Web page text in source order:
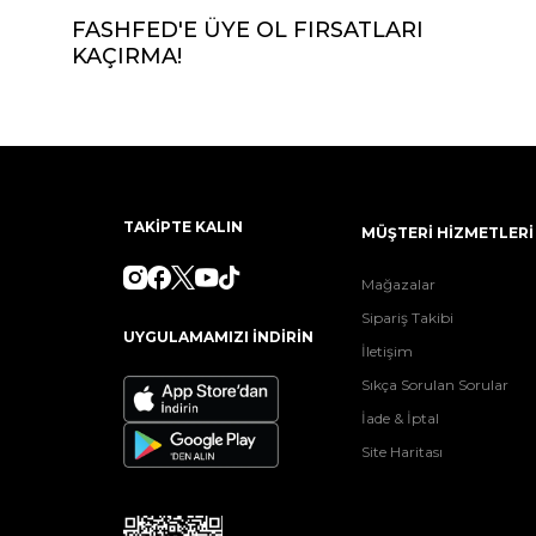
FASHFED'E ÜYE OL FIRSATLARI
KAÇIRMA!
TAKİPTE KALIN
UYGULAMAMIZI İNDİRİN
MÜŞTERİ HİZMETLERİ
Mağazalar
Sipariş Takibi
İletişim
Sıkça Sorulan Sorular
İade & İptal
Site Haritası